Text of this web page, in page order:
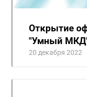
Открытие
"Умный
20 декабря 2022